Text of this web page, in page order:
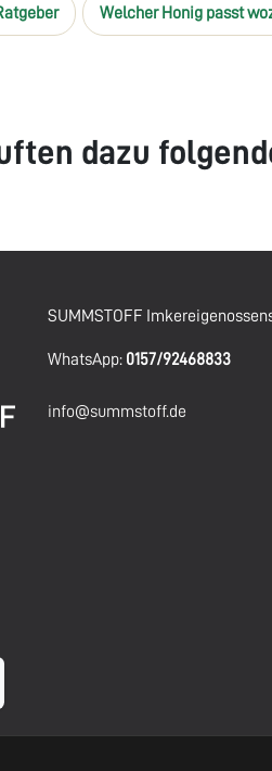
Welcher Honig passt
dazu
SUMMSTOFF
WhatsApp: 0157/92468833
info@summstoff.de